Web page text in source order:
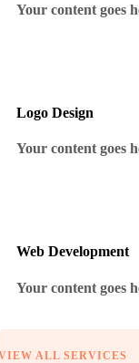
Your content goes
Logo Design
Your content goes
Web Development
Your content goes
ALL SERVICES